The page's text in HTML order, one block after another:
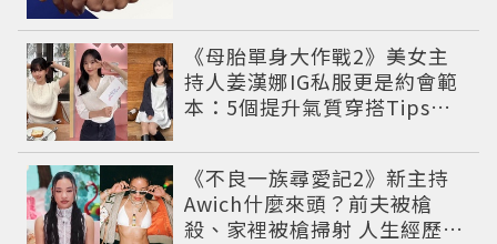
《母胎單身大作戰2》美女主
持人姜漢娜IG私服更是約會範
本：5個提升氣質穿搭Tips公
《不良一族尋愛記2》新主持
Awich什麼來頭？前夫被槍
殺、家裡被槍掃射 人生經歷比